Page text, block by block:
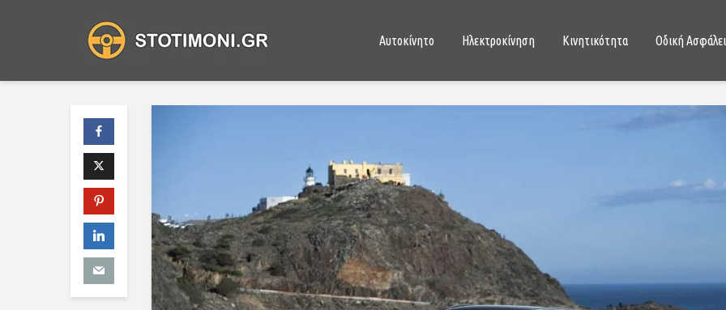
Αυτοκίνητο Ηλεκτροκίνηση Κινητικότητα Οδική
Νέο Lada Niva Travel: αντίο
Chevrolet, καλημέρα
Avtovaz
05/01/2021
σήμερα